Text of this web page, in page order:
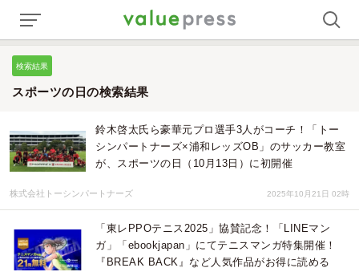
検索結果
スポーツの日の検索結果
鈴木啓太氏ら豪華元プロ選手3人がコーチ！「トー
シンパートナーズ×浦和レッズOB」のサッカー教室
が、スポーツの日（10月13日）に初開催
株式会社トーシンパートナーズ 2025年10月21日 02時
「東レPPOテニス2025」協賛記念！「LINEマン
ガ」「ebookjapan」にてテニスマンガ特集開催！
『BREAK BACK』など人気作品がお得に読める